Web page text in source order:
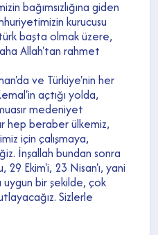
bağımsızlığına giden
kurucusu
başta olmak üzere,
Allah'tan rahmet
ve Türkiye'nin her
açtığı yolda,
medeniyet
hep beraber ülkemiz,
için çalışmaya,
İnşallah bundan sonra
29 Ekim'i, 23 Nisan'ı, yani
uygun bir şekilde, çok
Sizlerle